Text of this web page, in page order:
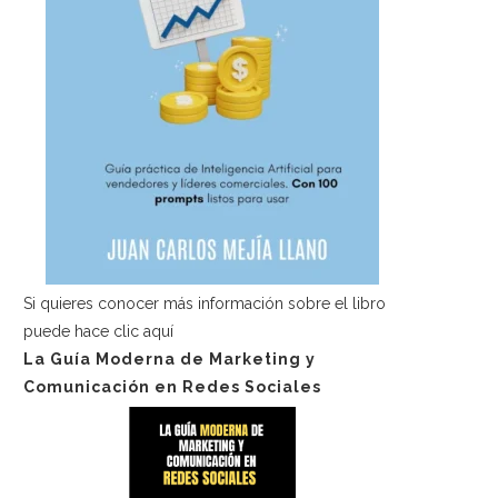
Si quieres conocer más información sobre el libro
puede hace clic aquí
La Guía Moderna de Marketing y
Comunicación en Redes Sociales